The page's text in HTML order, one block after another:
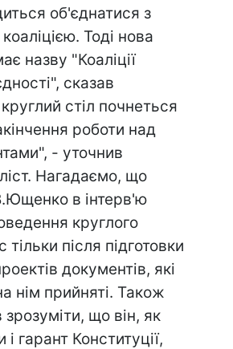
об'єднатися з
Тоді нова
назву "Коаліції
сказав
стіл почнеться
роботи над
- уточнив
Нагадаємо, що
в інтерв'ю
круглого
після підготовки
документів, які
нім прийняті. Також
що він, як
гарант Конституції,